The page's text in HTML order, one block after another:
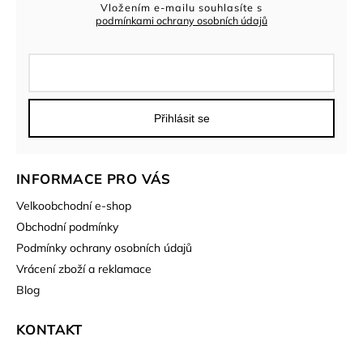
INFORMACE PRO VÁS
Velkoobchodní e-shop
Obchodní podmínky
Podmínky ochrany osobních údajů
Vrácení zboží a reklamace
Blog
KONTAKT
Vložením e-mailu souhlasíte s
podmínkami ochrany osobních údajů
Přihlásit se